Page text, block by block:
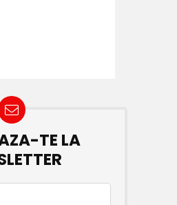
TE LA